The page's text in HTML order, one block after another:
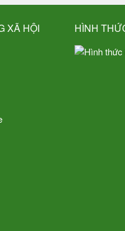
XÃ HỘI HÌNH